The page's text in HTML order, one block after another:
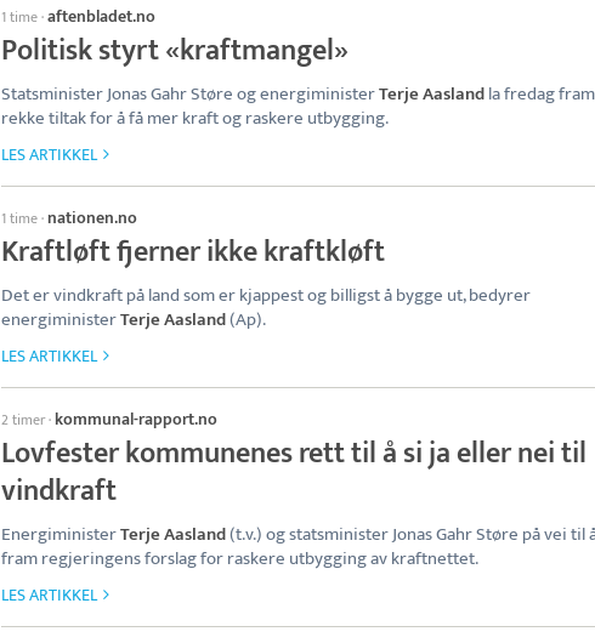
1 time·aftenbladet.no
Politisk styrt «kraftmangel»
Statsminister Jonas Gahr Støre og energiministerTerje Aaslandla fredag
rekke tiltak for å få mer kraft og raskere utbygging.
LES ARTIKKEL
1 time· nationen.no
Kraftløft fjerner ikke kraftkløft
Det er vindkraft på land som er kjappest og billigst å bygge ut, bedyrer
energiministerTerje Aasland(Ap).
LES ARTIKKEL
2 timer· kommunal-rapport.no
Lovfester kommunenes rett til å si ja eller nei til
vindkraft
EnergiministerTerje Aasland(t.v.) og statsminister Jonas Gahr Støre på vei til
fram regjeringens forslag for raskere utbygging av kraftnettet.
LES ARTIKKEL